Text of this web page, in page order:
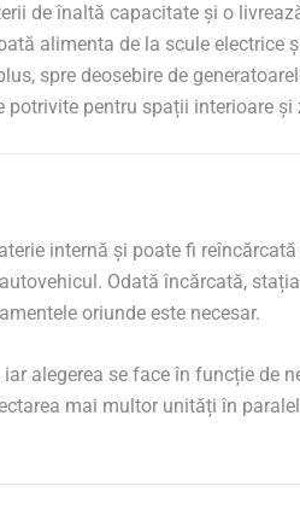
de înaltă capacitate și o
alimenta de la scule electrice
spre deosebire de
pentru spații interioare și
internă și poate fi
Odată încărcată,
oriunde este necesar.
alegerea se face în funcție de
mai multor unități în